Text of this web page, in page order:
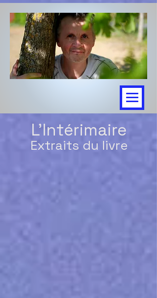
L'Intérimaire
Extraits du livre